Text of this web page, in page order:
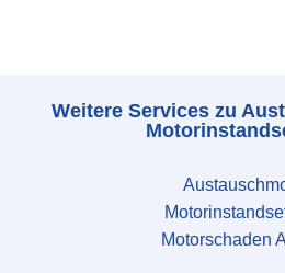
Weitere Services zu
Motorschaden